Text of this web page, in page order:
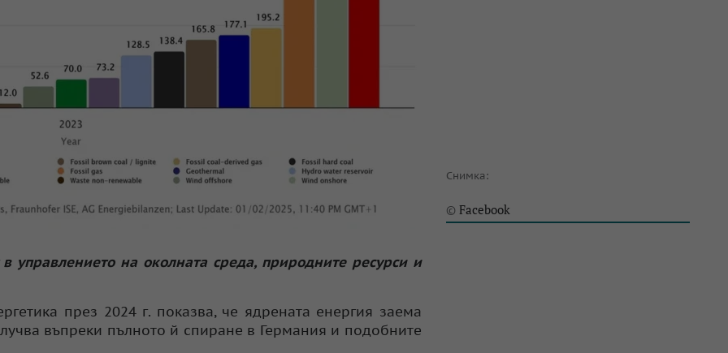
Снимка:
© Facebook
на околната среда, природните ресурси и
през 2024 г. показва, че ядрената енергия заема
въпреки пълното й спиране в Германия и подобните